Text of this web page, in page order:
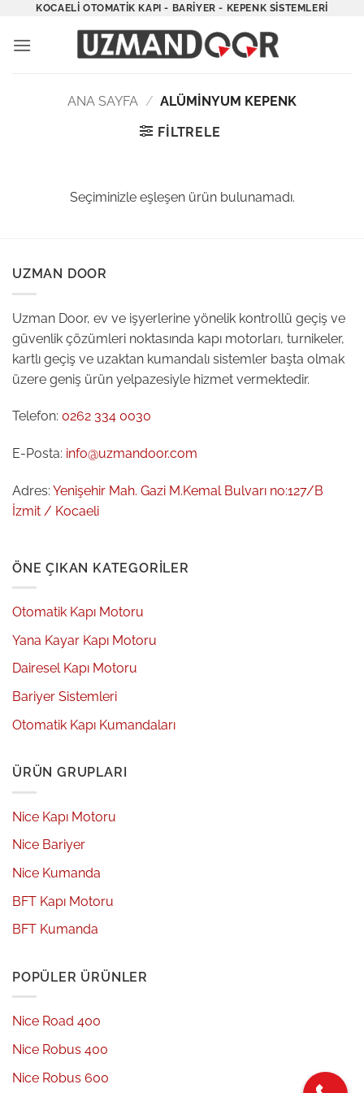
İçeriğeKOCAELI OTOMATIK KAPI - BARIYER - KEPENK SISTEMLERI
ANA SAYFA / ALÜMINYUM KEPENK
FILTRELE
Seçiminizle eşleşen ürün bulunamadı.
UZMAN DOOR
Uzman Door, ev ve işyerlerine yönelik kontrollü geçiş ve
güvenlik çözümleri noktasında kapı motorları, turnikeler,
kartlı geçiş ve uzaktan kumandalı sistemler başta olmak
üzere geniş ürün yelpazesiyle hizmet vermektedir.
Telefon: 0262 334 0030
E-Posta: info@uzmandoor.com
Adres: Yenişehir Mah. Gazi M.Kemal Bulvarı no:127/B
İzmit / Kocaeli
ÖNE ÇIKAN KATEGORILER
Otomatik Kapı Motoru
Yana Kayar Kapı Motoru
Dairesel Kapı Motoru
Bariyer Sistemleri
Otomatik Kapı Kumandaları
ÜRÜN GRUPLARI
Nice Kapı Motoru
Nice Bariyer
Nice Kumanda
BFT Kapı Motoru
BFT Kumanda
POPÜLER ÜRÜNLER
Nice Road 400
Nice Robus 400
Nice Robus 600